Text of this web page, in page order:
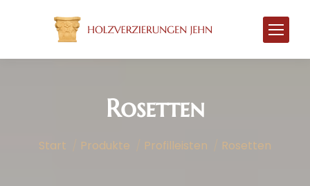
Rosetten
Start Produkte Profilleisten Rosetten